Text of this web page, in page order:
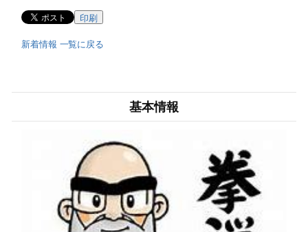
印刷
新着情報 一覧に戻る
基本情報